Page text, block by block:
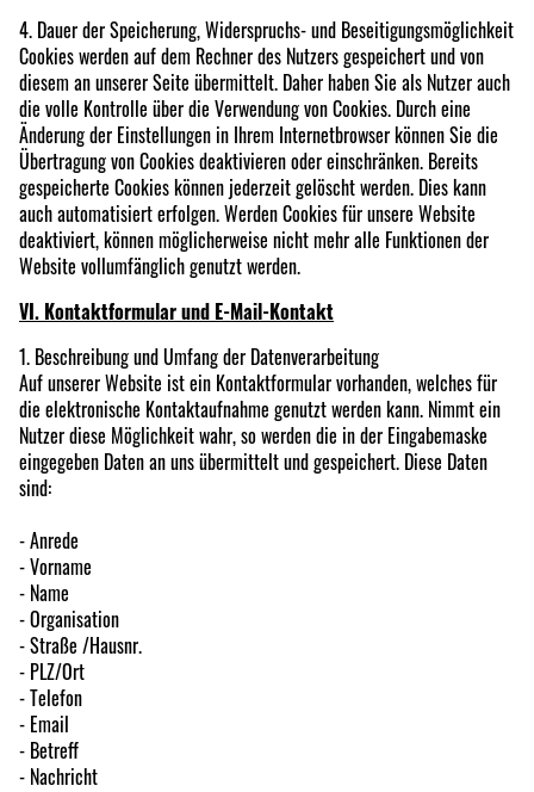
4. Dauer der Speicherung, Widerspruchs- und Beseitigungsmöglichkeit
Cookies werden auf dem Rechner des Nutzers gespeichert und von
diesem an unserer Seite übermittelt. Daher haben Sie als Nutzer auch
die volle Kontrolle über die Verwendung von Cookies. Durch eine
Änderung der Einstellungen in Ihrem Internetbrowser können Sie die
Übertragung von Cookies deaktivieren oder einschränken. Bereits
gespeicherte Cookies können jederzeit gelöscht werden. Dies kann
auch automatisiert erfolgen. Werden Cookies für unsere Website
deaktiviert, können möglicherweise nicht mehr alle Funktionen der
Website vollumfänglich genutzt werden.
VI. Kontaktformular und E-Mail-Kontakt
1. Beschreibung und Umfang der Datenverarbeitung
Auf unserer Website ist ein Kontaktformular vorhanden, welches für
die elektronische Kontaktaufnahme genutzt werden kann. Nimmt ein
Nutzer diese Möglichkeit wahr, so werden die in der Eingabemaske
eingegeben Daten an uns übermittelt und gespeichert. Diese Daten
sind:
- Anrede
- Vorname
- Name
- Organisation
- Straße /Hausnr.
- PLZ/Ort
- Telefon
- Email
- Betreff
- Nachricht